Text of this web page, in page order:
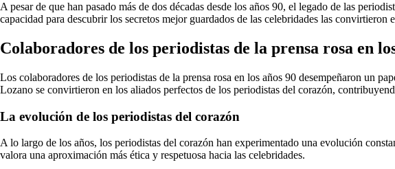
A pesar de que han pasado más de dos décadas desde los años 90, el legado de las
capacidad para descubrir los secretos mejor guardados de las celebridades las convirtieron
Colaboradores de los periodistas de la prensa rosa en
Los colaboradores de los periodistas de la prensa rosa en los años 90 desempeñaron un
Lozano se convirtieron en los aliados perfectos de los periodistas del corazón,
La evolución de los periodistas del corazón
A lo largo de los años, los periodistas del corazón han experimentado una evolución
valora una aproximación más ética y respetuosa hacia las celebridades.